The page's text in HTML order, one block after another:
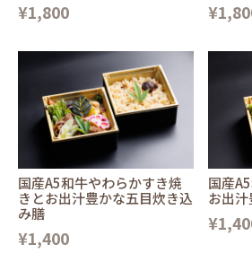
¥1,800
国産A5和牛やわらかすき焼
きとお出汁豊かな五目炊き込
み膳
¥1,400
国産
お出